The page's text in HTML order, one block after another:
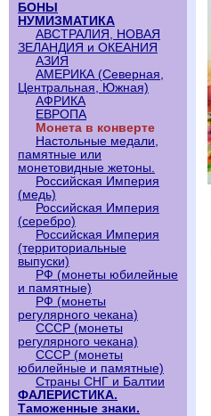
БОНЫ
НУМИЗМАТИКА
АВСТРАЛИЯ, НОВАЯ
ЗЕЛАНДИЯ и ОКЕАНИЯ
АЗИЯ
АМЕРИКА (Северная,
Центральная, Южная)
АФРИКА
ЕВРОПА
Монета в конверте
Настольные медали,
памятные или
монетовидные жетоны.
Российская Империя
(медь)
Российская Империя
(серебро)
Российская Империя
(территориальные
выпуски)
РФ (монеты юбилейные
и памятные)
РФ (монеты
регулярного чекана)
СССР (монеты
регулярного чекана)
СССР (монеты
юбилейные и памятные)
Страны СНГ и Балтии
ФАЛЕРИСТИКА.
Таможенные знаки.